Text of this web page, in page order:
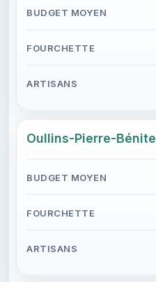
Oullins-Pierre-Bénite